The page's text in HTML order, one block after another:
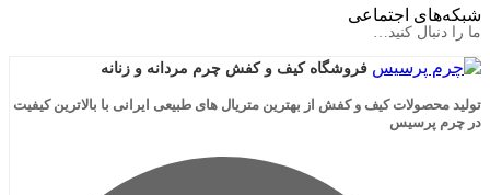
اجتماعی
کنید…
فروشگاه کیف و کفش چرم مردانه و زنانه
کیف و کفش از بهترین متریال های طبیعی ایرانی با بالاترین کیفیت